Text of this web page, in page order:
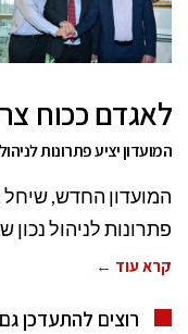
לאגדם ככוח
המועדון יציע פתרונות
פתרונות לניהול
קרא עוד ←
רוצים להתעדכן